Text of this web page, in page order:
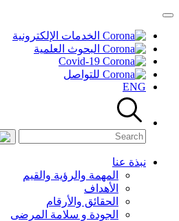
الخدمات الإلكترونية
البحوث العلمية
للتواصل
ENG
نبذة عنا
المهمة والرؤية والقيم
الأهداف
الحقائق والأرقام
الجودة و سلامة المرضى